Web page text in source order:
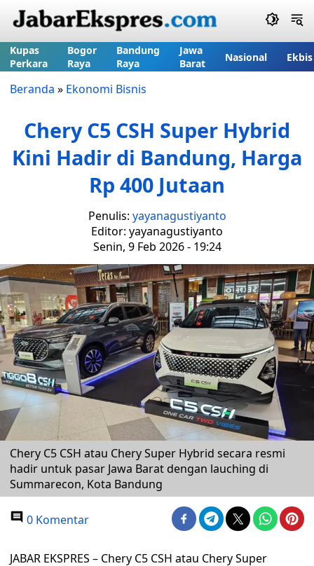
Kupas
Perkara
Bogor
Raya
Bandung
Raya
Jawa
Barat
Nasional Ekbis
Beranda » Ekonomi Bisnis
Chery C5 CSH Super Hybrid
Kini Hadir di Bandung, Harga
Rp 400 Jutaan
Penulis: yayanagustiyanto
Editor: yayanagustiyanto
Senin, 9 Feb 2026 - 19:24
Chery C5 CSH atau Chery Super Hybrid secara resmi
hadir untuk pasar Jawa Barat dengan lauching di
Summarecon, Kota Bandung
0 Komentar
JABAR EKSPRES – Chery C5 CSH atau Chery Super